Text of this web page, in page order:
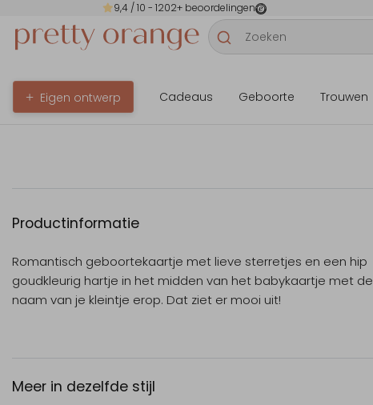
9,4/ 10 - 1202+ beoordelingen
Eigen ontwerp Cadeaus Geboorte Trouwen
Productinformatie
Romantisch geboortekaartje met lieve sterretjes en een hip
goudkleurig hartje in het midden van het babykaartje met de
naam van je kleintje erop. Dat ziet er mooi uit!
Meer in dezelfde stijl